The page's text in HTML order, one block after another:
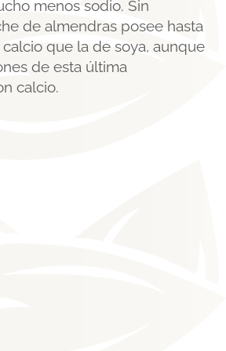
menos sodio. Sin
de almendras posee hasta
que la de soya, aunque
de esta última
calcio.